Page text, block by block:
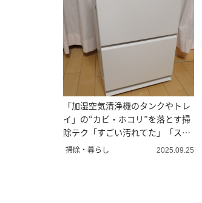
「加湿空気清浄機のタンクやトレ
イ」の“カビ・ホコリ”を落とす掃
除テク「すごい汚れてた」「スッ
キリ！」
掃除・暮らし 2025.09.25